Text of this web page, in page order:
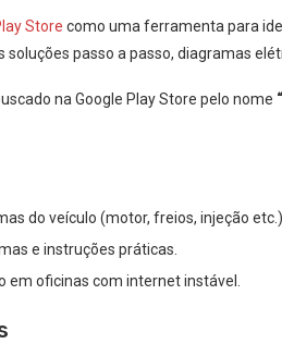
Store como uma ferramenta para
passo a passo, diagramas
na Google Play Store pelo nome
do veículo (motor, freios, injeção etc.).
e instruções práticas.
em oficinas com internet instável.